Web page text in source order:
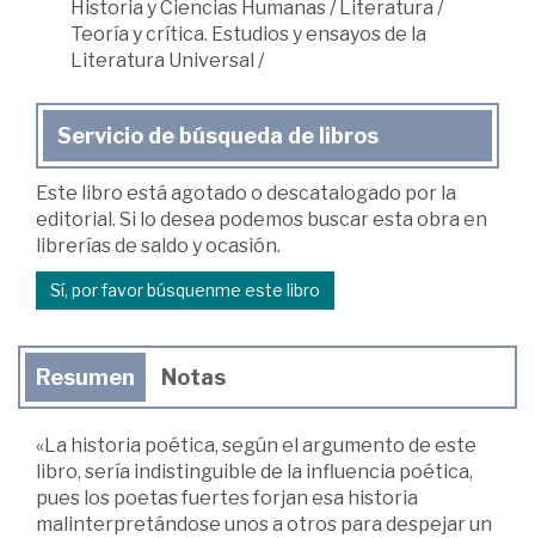
Historia y Ciencias Humanas/ Literatura /
Teoría y crítica. Estudios y ensayos de la
Literatura Universal /
Servicio de búsqueda de libros
Este libro está agotado o descatalogado por la
editorial. Si lo desea podemos buscar esta obra en
librerías de saldo y ocasión.
Sí, por favor búsquenme este libro
Resumen Notas
«La historia poética, según el argumento de este
libro, sería indistinguible de la influencia poética,
pues los poetas fuertes forjan esa historia
malinterpretándose unos a otros para despejar un